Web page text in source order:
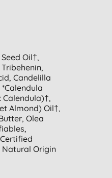
Oil†,
Candelilla
*calendula
Almond) Oil†,
Olea
Natural Origin